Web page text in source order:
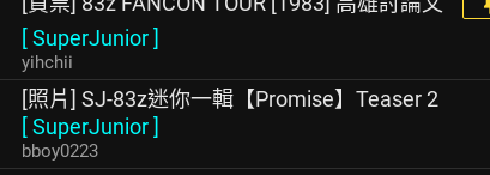
[SuperJunior]
yihchii
[照片] SJ-83z迷你一輯【Promise】Teaser 2
[SuperJunior]
bboy0223